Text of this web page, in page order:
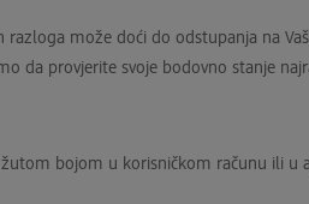
može doći do odstupanja na
da provjerite svoje bodovno stanje
bojom u korisničkom računu ili u